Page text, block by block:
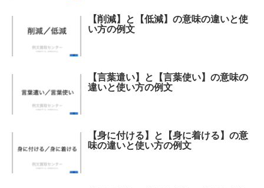
【削減】と【低減】の意味の違いと使
い方の例文
【言葉遣い】と【言葉使い】の意味の
違いと使い方の例文
【身に付ける】と【身に着ける】の意
味の違いと使い方の例文